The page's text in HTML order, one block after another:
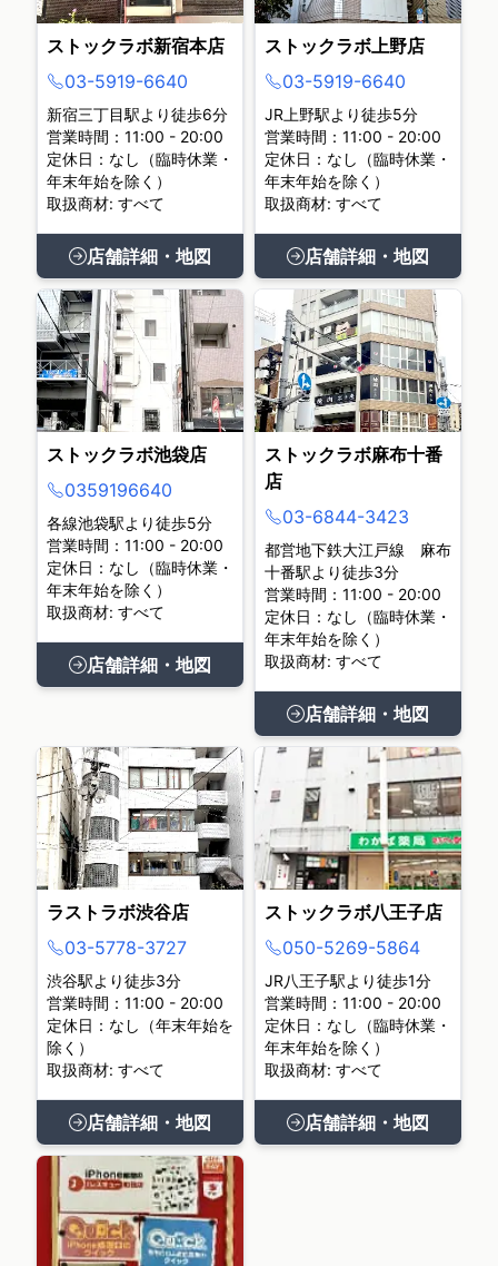
ストックラボ新宿本店
03-5919-6640
新宿三丁目駅より徒歩6分
営業時間：11:00 - 20:00
定休日：なし（臨時休業・
年末年始を除く）
取扱商材: すべて
店舗詳細・地図
ストックラボ上野店
03-5919-6640
JR上野駅より徒歩5分
営業時間：11:00 - 20:00
定休日：なし（臨時休業・
年末年始を除く）
取扱商材: すべて
店舗詳細・地図
ストックラボ池袋店
0359196640
各線池袋駅より徒歩5分
営業時間：11:00 - 20:00
定休日：なし（臨時休業・
年末年始を除く）
取扱商材: すべて
店舗詳細・地図
ストックラボ麻布十番
店
03-6844-3423
都営地下鉄大江戸線 麻布
十番駅より徒歩3分
営業時間：11:00 - 20:00
定休日：なし（臨時休業・
年末年始を除く）
取扱商材: すべて
店舗詳細・地図
ラストラボ渋谷店
03-5778-3727
渋谷駅より徒歩3分
営業時間：11:00 - 20:00
定休日：なし（年末年始を
除く）
取扱商材: すべて
店舗詳細・地図
ストックラボ八王子店
050-5269-5864
JR八王子駅より徒歩1分
営業時間：11:00 - 20:00
定休日：なし（臨時休業・
年末年始を除く）
取扱商材: すべて
店舗詳細・地図